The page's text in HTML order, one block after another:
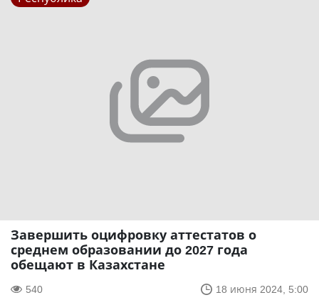
Завершить оцифровку аттестатов о
среднем образовании до 2027 года
обещают в Казахстане
540 18 июня 2024, 5:00